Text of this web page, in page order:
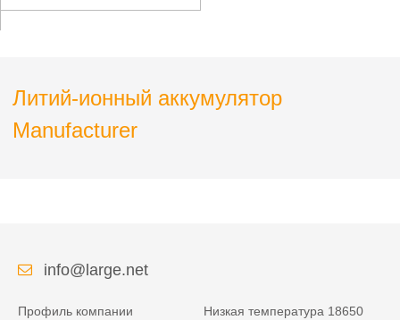
Литий-ионный аккумулятор
Manufacturer
info@large.net
Профиль компании
Низкая температура 18650